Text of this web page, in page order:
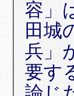
容」
田城
兵」
要す